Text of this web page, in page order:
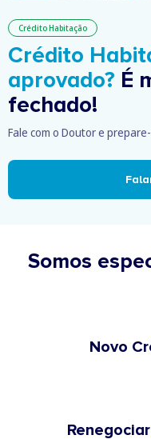
Crédito Habitação
Crédito
aprovado? É
fechado!
Fale com o Doutor e
Somos
Novo